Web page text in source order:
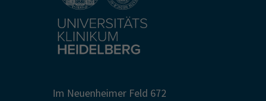
Im Neuenheimer Feld 672